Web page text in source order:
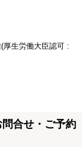
厚生労働大臣認可 :
合せ・ご予約